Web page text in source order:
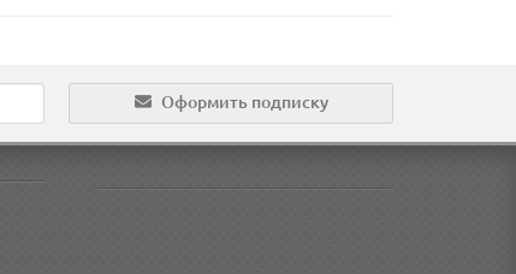
Оформить подписку